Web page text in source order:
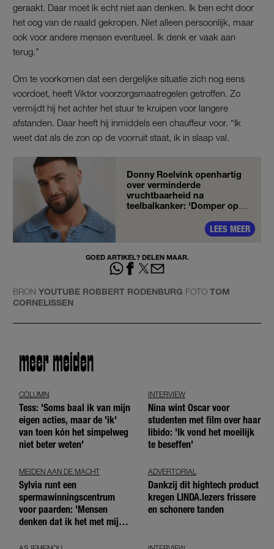
geraakt. Daar moet ik echt niet aan denken. Ik ben echt door
het oog van de naald gekropen. Niet alleen persoonlijk, maar
ook voor andere mensen eventueel. Ik denk er vaak aan
terug.”
Om te voorkomen dat een dergelijke situatie zich nog eens
voordoet, heeft Viktor voorzorgsmaatregelen getroffen. Zo
vermijdt hij het achter het stuur te kruipen voor langere
afstanden. Daar heeft hij inmiddels een chauffeur voor. “Ik
weet dat als de zon op de voorruit staat, ik in slaap val.
Donny Roelvink openhartig
over verminderde
vruchtbaarheid na
teelbalkanker: 'Domper op
LEES MEER
GOED ARTIKEL? DELEN MAAR.
BRON YOUTUBE ROBBERT RODENBURG FOTO TOM
CORNELISSEN
meer meiden
COLUMN
Tess: 'Soms baal ik van mijn
eigen acties, maar de 'ik'
van toen kón het simpelweg
niet beter weten'
INTERVIEW
Nina wint Oscar voor
studenten met film over haar
libido: 'Ik vond het moeilijk
te beseffen'
MEIDEN AAN DE MACHT
Sylvia runt een
spermawinningscentrum
voor paarden: 'Mensen
denken dat ik het met mijn
ADVERTORIAL
Dankzij dit hightech product
kregen LINDA.lezers frissere
en schonere tanden